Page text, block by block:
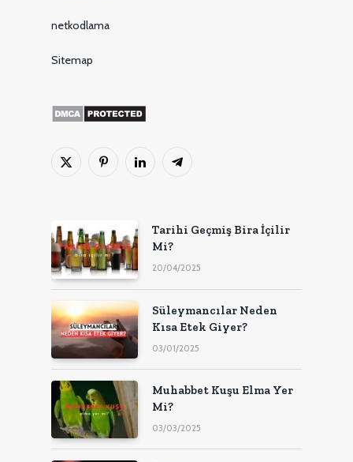
netkodlama
Sitemap
X
Pinterest'inLinkedInTelgraf
Tarihi Geçmiş Bira İçilir
Mi?
20/04/2025
Süleymancılar Neden
Kısa Etek Giyer?
03/01/2025
Muhabbet Kuşu Elma Yer
Mi?
03/03/2025